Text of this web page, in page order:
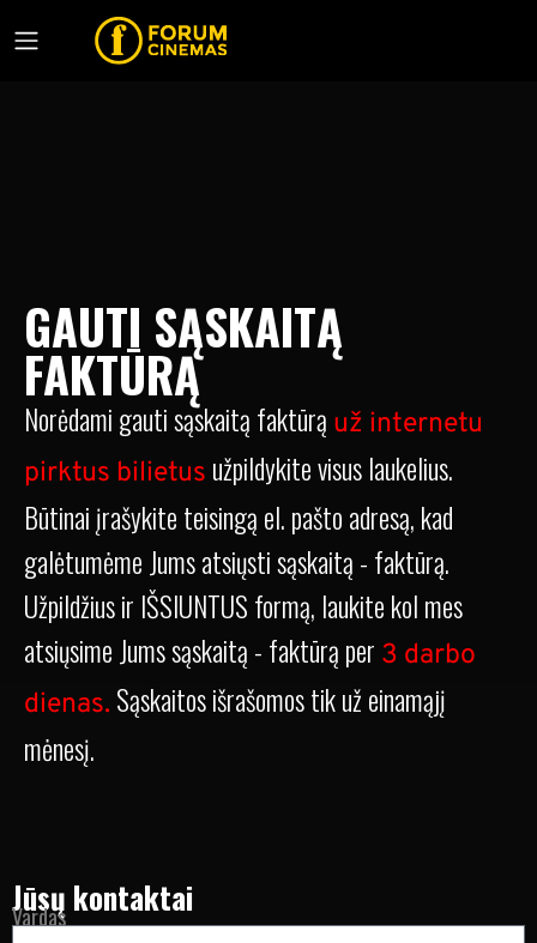
GAUTI SĄSKAITĄ
FAKTŪRĄ
Norėdami gauti sąskaitą faktūrą už internetu
pirktus bilietus užpildykite visus laukelius.
Būtinai įrašykite teisingą el. pašto adresą, kad
galėtumėme Jums atsiųsti sąskaitą - faktūrą.
Užpildžius ir IŠSIUNTUS formą, laukite kol mes
atsiųsime Jums sąskaitą - faktūrą per 3 darbo
dienas. Sąskaitos išrašomos tik už einamąjį
mėnesį.
Jūsų kontaktai
Vardas